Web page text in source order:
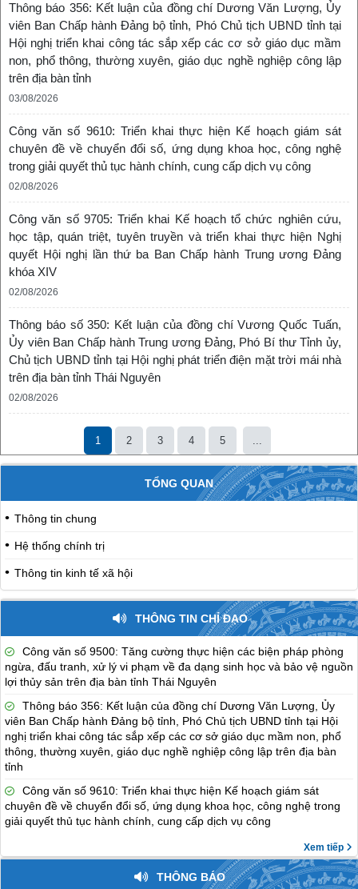
Thông báo 356: Kết luận của đồng chí Dương Văn Lượng, Ủy
viên Ban Chấp hành Đảng bộ tỉnh, Phó Chủ tịch UBND tỉnh tại
Hội nghị triển khai công tác sắp xếp các cơ sở giáo dục mầm
non, phổ thông, thường xuyên, giáo dục nghề nghiệp công lập
trên địa bàn tỉnh
03/08/2026
Công văn số 9610: Triển khai thực hiện Kế hoạch giám sát
chuyên đề về chuyển đổi số, ứng dụng khoa học, công nghệ
trong giải quyết thủ tục hành chính, cung cấp dịch vụ công
02/08/2026
Công văn số 9705: Triển khai Kế hoạch tổ chức nghiên cứu,
học tập, quán triệt, tuyên truyền và triển khai thực hiện Nghị
quyết Hội nghị lần thứ ba Ban Chấp hành Trung ương Đảng
khóa XIV
02/08/2026
Thông báo số 350: Kết luận của đồng chí Vương Quốc Tuấn,
Ủy viên Ban Chấp hành Trung ương Đảng, Phó Bí thư Tỉnh ủy,
Chủ tịch UBND tỉnh tại Hội nghị phát triển điện mặt trời mái nhà
trên địa bàn tỉnh Thái Nguyên
02/08/2026
1 2 3 4 5 ...
TỔNG QUAN
Thông tin chung
Hệ thống chính trị
Thông tin kinh tế xã hội
THÔNG TIN CHỈ ĐẠO
Công văn số 9500: Tăng cường thực hiện các biện pháp phòng
ngừa, đấu tranh, xử lý vi phạm về đa dạng sinh học và bảo vệ nguồn
lợi thủy sản trên địa bàn tỉnh Thái Nguyên
Thông báo 356: Kết luận của đồng chí Dương Văn Lượng, Ủy
viên Ban Chấp hành Đảng bộ tỉnh, Phó Chủ tịch UBND tỉnh tại Hội
nghị triển khai công tác sắp xếp các cơ sở giáo dục mầm non, phổ
thông, thường xuyên, giáo dục nghề nghiệp công lập trên địa bàn
tỉnh
Công văn số 9610: Triển khai thực hiện Kế hoạch giám sát
chuyên đề về chuyển đổi số, ứng dụng khoa học, công nghệ trong
giải quyết thủ tục hành chính, cung cấp dịch vụ công
Xem tiếp
THÔNG BÁO